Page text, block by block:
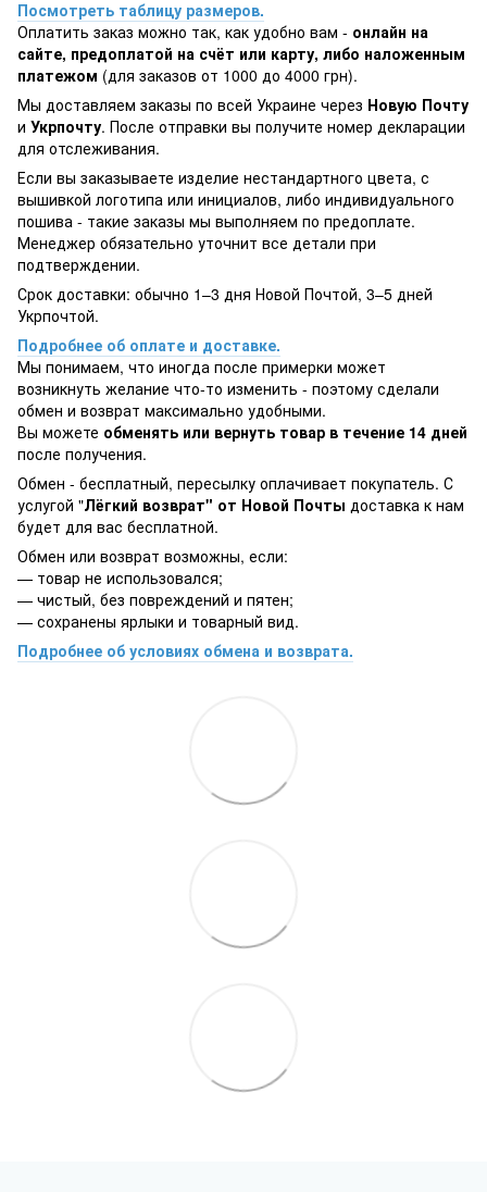
Посмотреть таблицу размеров.
Оплатить заказ можно так, как удобно вам - онлайн на
сайте, предоплатой на счёт или карту, либо наложенным
платежом (для заказов от 1000 до 4000 грн).
Мы доставляем заказы по всей Украине через Новую Почту
и Укрпочту. После отправки вы получите номер декларации
для отслеживания.
Если вы заказываете изделие нестандартного цвета, с
вышивкой логотипа или инициалов, либо индивидуального
пошива - такие заказы мы выполняем по предоплате.
Менеджер обязательно уточнит все детали при
подтверждении.
Срок доставки: обычно 1–3 дня Новой Почтой, 3–5 дней
Укрпочтой.
Подробнее об оплате и доставке.
Мы понимаем, что иногда после примерки может
возникнуть желание что-то изменить - поэтому сделали
обмен и возврат максимально удобными.
Вы можете обменять или вернуть товар в течение 14 дней
после получения.
Обмен - бесплатный, пересылку оплачивает покупатель. С
услугой "Лёгкий возврат" от Новой Почты доставка к нам
будет для вас бесплатной.
Обмен или возврат возможны, если:
— товар не использовался;
— чистый, без повреждений и пятен;
— сохранены ярлыки и товарный вид.
Подробнее об условиях обмена и возврата.